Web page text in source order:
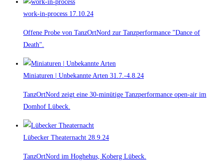
work-in-process 17.10.24
Offene Probe von TanzOrtNord zur Tanzperformance "Dance of
Death".
Miniaturen | Unbekannte Arten 31.7.-4.8.24
TanzOrtNord zeigt eine 30-minütige Tanzperformance open-air im
Domhof Lübeck.
Lübecker Theaternacht 28.9.24
TanzOrtNord im Hoghehus, Koberg Lübeck.